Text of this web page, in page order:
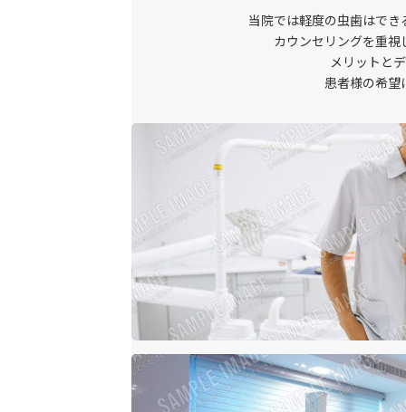
当院では軽度の虫歯はで
カウンセリングを重視
メリットと
患者様の希望